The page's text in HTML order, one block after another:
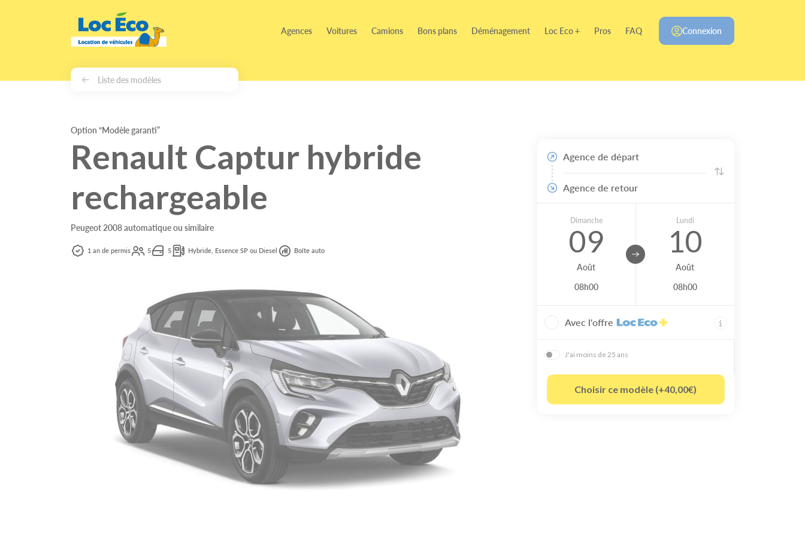
Agences Voitures Camions Bons plans Déménagement Loc Eco + Pros FAQ Connexion
Liste des modèles
Option “Modèle garanti”
Renault Captur hybride
rechargeable
Peugeot 2008 automatique ou similaire
1 an de permis 5 5 Hybride, Essence SP ou Diesel Boîte auto
Agence de départ
Agence de retour
Dimanche
09
Août
08h00
Lundi
10
Août
08h00
Avec l'offre
J'ai moins de 25 ans
Choisir ce modèle (+40,00€)